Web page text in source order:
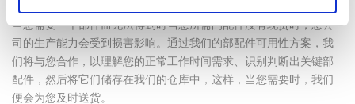
当您需要一个部件而无法得到时当您所需的配件没有现货时，您公
司的生产能力会受到损害影响。通过我们的部配件可用性方案，我
们将与您合作，以理解您的正常工作时间需求、识别判断出关键部
配件，然后将它们储存在我们的仓库中，这样，当您需要时，我们
便会为您及时送货。